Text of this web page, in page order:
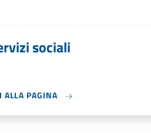
sociali
ALLA PAGINA